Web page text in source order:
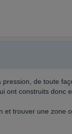
de toute
ont construits donc
et trouver une zone